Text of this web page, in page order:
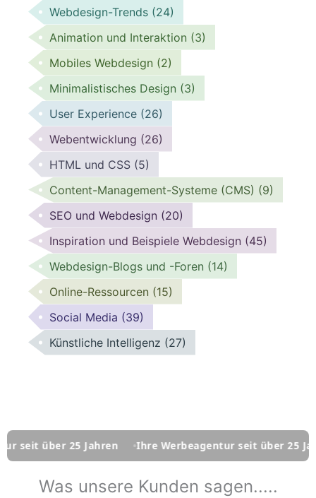
Webdesign-Trends (24)
Animation und Interaktion (3)
Mobiles Webdesign (2)
Minimalistisches Design (3)
User Experience (26)
Webentwicklung (26)
HTML und CSS (5)
Content-Management-Systeme (CMS) (9)
SEO und Webdesign (20)
Inspiration und Beispiele Webdesign (45)
Webdesign-Blogs und -Foren (14)
Online-Ressourcen (15)
Social Media (39)
Künstliche Intelligenz (27)
25 Jahren Ihre Werbeagentur seit über 25 Jahren
Was unsere Kunden sagen.....